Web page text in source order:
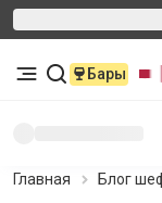
Бары
Главная Блог